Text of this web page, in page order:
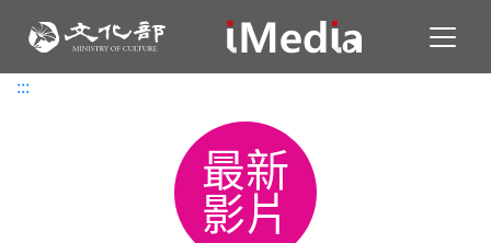
:::
:::
最新
影片